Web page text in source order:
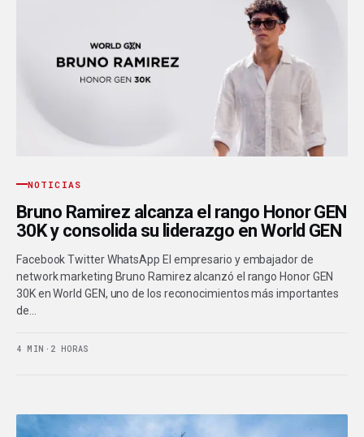
NOTICIAS
Bruno Ramirez alcanza el rango Honor GEN
30K y consolida su liderazgo en World GEN
Facebook Twitter WhatsApp El empresario y embajador de
network marketing Bruno Ramirez alcanzó el rango Honor GEN
30K en World GEN, uno de los reconocimientos más importantes
de…
4 MIN · 2 HORAS